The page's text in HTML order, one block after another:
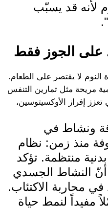
لأنه قد يسبّب
على الجوز فقط
لا يقتصر على الطعام.
مريحة مثل تمارين التنفس
تعزز إفراز الأوكسيتوسين،
ونشاط في
منذ زمن: نظام
منتظمة. تؤكد
أنّ النشاط الجسدي
محاربة الاكتئاب.
مفيداً لنمط حياة